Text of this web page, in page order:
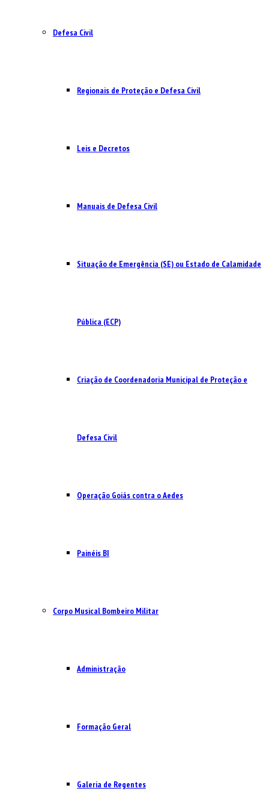
Defesa Civil
Regionais de Proteção e Defesa Civil
Leis e Decretos
Manuais de Defesa Civil
Situação de Emergência (SE) ou Estado de Calamidade
Pública (ECP)
Criação de Coordenadoria Municipal de Proteção e
Defesa Civil
Operação Goiás contra o Aedes
Painéis BI
Corpo Musical Bombeiro Militar
Administração
Formação Geral
Galeria de Regentes